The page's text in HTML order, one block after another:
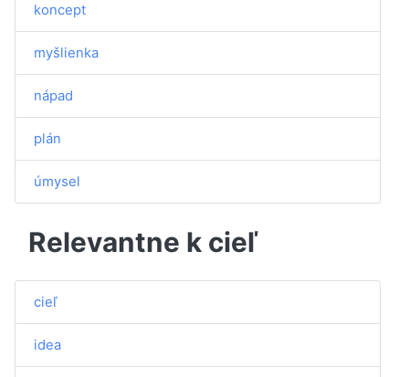
koncept
myšlienka
nápad
plán
úmysel
Relevantne k cieľ
cieľ
idea